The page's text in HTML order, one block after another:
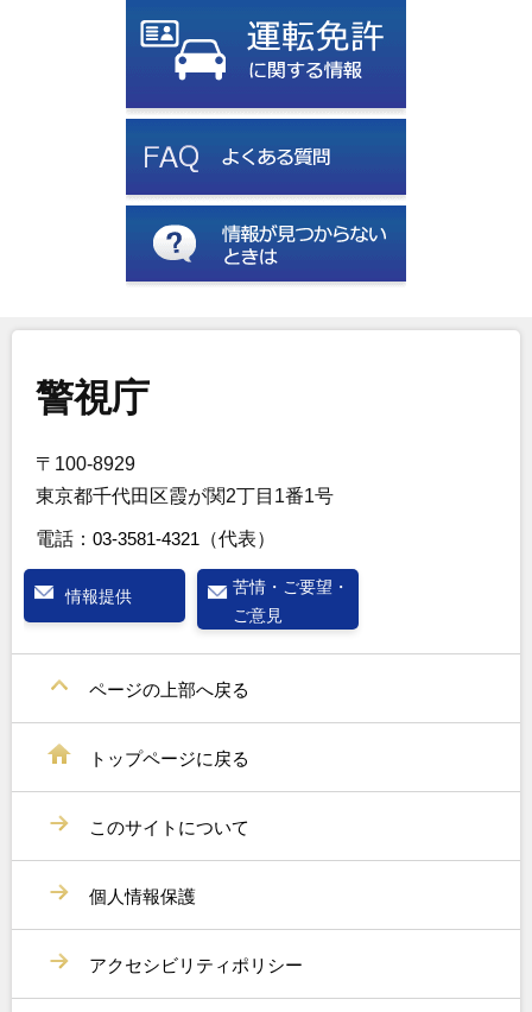
警視庁
〒100-8929
東京都千代田区霞が関2丁目1番1号
電話： 03-3581-4321 （代表）
情報提供
苦情・ご要望・
ご意見
ページの上部へ戻る
トップページに戻る
このサイトについて
個人情報保護
アクセシビリティポリシー